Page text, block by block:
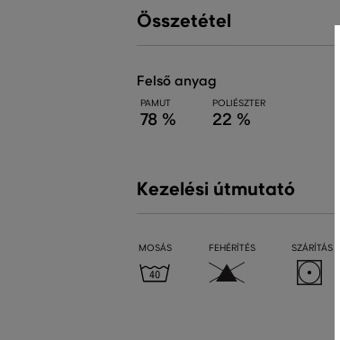
Összetétel
felső anyag
PAMUT
78 %
POLIÉSZTER
22 %
Kezelési útmutató
MOSÁS FEHÉRÍTÉS SZÁRÍTÁS